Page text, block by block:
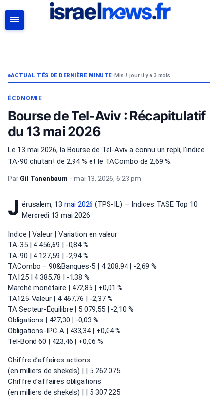
ACTUALITÉS DE DERNIÈRE MINUTE•Mis à jour il y a 3 mois
ÉCONOMIE
Bourse de Tel-Aviv : Récapitulatif
du 13 mai 2026
Le 13 mai 2026, la Bourse de Tel-Aviv a connu un repli, l'indice
TA-90 chutant de 2,94 % et le TACombo de 2,69 %.
Par Gil Tanenbaum • mai 13, 2026, 6:23 pm
J érusalem, 13 mai 2026 (TPS-IL) — Indices TASE Top 10
Mercredi 13 mai 2026
Indice | Valeur | Variation en valeur
TA-35 | 4 456,69 | -0,84 %
TA-90 | 4 127,59 | -2,94 %
TACombo – 90&Banques-5 | 4 208,94 | -2,69 %
TA125 | 4 385,78 | -1,38 %
Marché monétaire | 472,85 | +0,01 %
TA125-Valeur | 4 467,76 | -2,37 %
TA Secteur-Équilibre | 5 079,55 | -2,10 %
Obligations | 427,30 | -0,03 %
Obligations-IPC A | 433,34 | +0,04 %
Tel-Bond 60 | 423,46 | +0,06 %
Chiffre d’affaires actions
(en milliers de shekels) | | 5 262 075
Chiffre d’affaires obligations
(en milliers de shekels) | | 5 307 225